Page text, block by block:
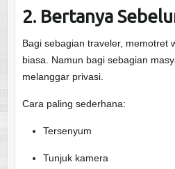
2. Bertanya
Bagi sebagian traveler, memotret
biasa. Namun bagi sebagian
melanggar privasi.
Cara paling sederhana:
Tersenyum
Tunjuk kamera